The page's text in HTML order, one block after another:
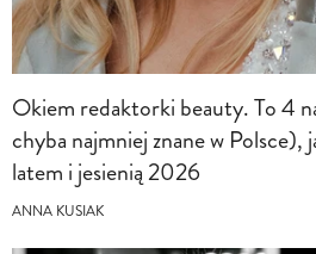
Okiem redaktorki beauty. To 4
chyba najmniej znane w Polsce),
latem i jesienią 2026
ANNA KUSIAK